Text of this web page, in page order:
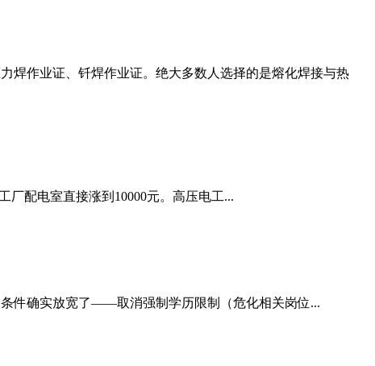
作业证、钎焊作业证。绝大多数人选择的是熔化焊接与热
配电室直接涨到10000元。高压电工...
件确实放宽了——取消强制学历限制（危化相关岗位...